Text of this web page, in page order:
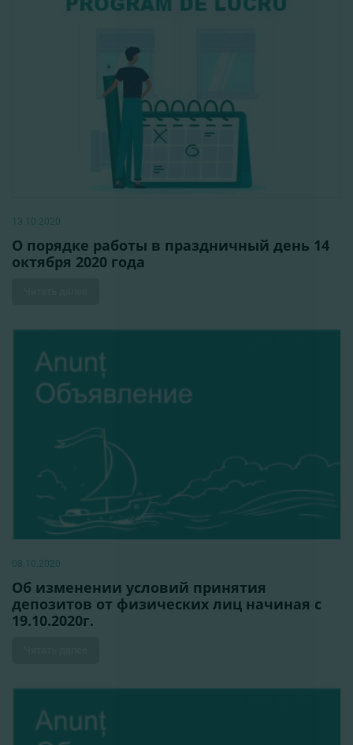
13.10.2020
О порядке работы в праздничный день 14
октября 2020 года
08.10.2020
Об изменении условий принятия
депозитов от физических лиц начиная с
19.10.2020г.